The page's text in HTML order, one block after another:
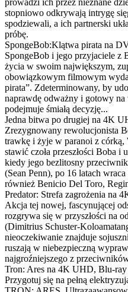
prowadzi ich przez nieznane
stopniowo odkrywają intrygę
spodziewali, a ich partnerski
próbę.
SpongeBob:Klątwa pirata na
SpongeBob i jego przyjaciele z
życia w swoim największym,
obowiązkowym filmowym
pirata”. Zdeterminowany, by
naprawdę odważny i gotowy
podejmuje śmiałą decyzję...
Jedna bitwa po drugiej na 4K
Zrezygnowany rewolucjonista
trawkę i żyje w paranoi z
stawić czoła przeszłości Boba i
kiedy jego bezlitosny
(Sean Penn), po 16 latach
również Benicio Del Toro,
Predator: Strefa zagrożenia na
Akcja tej nowej, fascynującej
rozgrywa się w przyszłości na
(Dimitrius Schuster-
nieoczekiwanie znajduje
ruszają w niebezpieczną
najgroźniejszego z
Tron: Ares na 4K UHD, Blu-
Przygotuj się na pełną